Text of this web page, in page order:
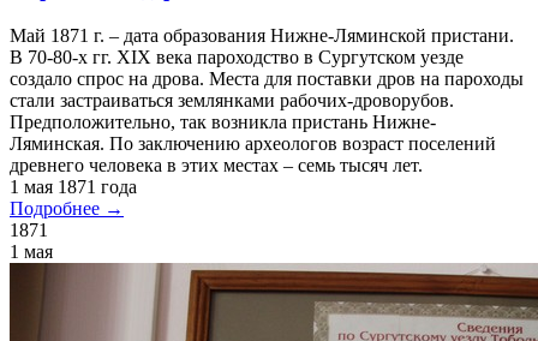
Пирожников Григорий Александрович